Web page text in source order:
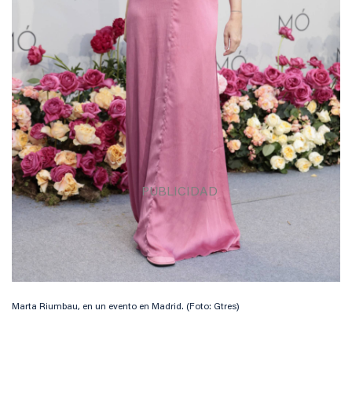
Marta Riumbau, en un evento en Madrid. (Foto: Gtres)